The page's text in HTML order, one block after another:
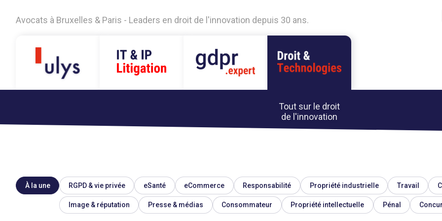
Avocats à Bruxelles & Paris - Leaders en droit de l'innovation depuis 30 ans.
Tout sur le droit
de l'innovation
À la une RGPD & vie privée eSanté eCommerce Responsabilité Propriété industrielle Travail
Image & réputation Presse & médias Consommateur Propriété intellectuelle Pénal